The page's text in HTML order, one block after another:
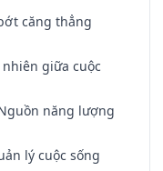
căng thẳng
giữa cuộc
năng lượng
lý cuộc sống